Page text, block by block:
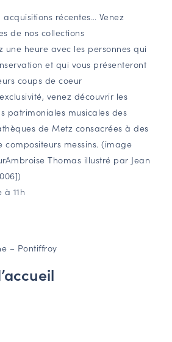
de la Région Grand Est
de patrimoine
acquisitions récentes… Venez
de nos collections
une heure avec les personnes qui
et qui vous présenteront
coups de coeur
venez découvrir les
patrimoniales musicales des
de Metz consacrées à des
compositeurs messins. (image
Thomas illustré par Jean
11h
– Pontiffroy